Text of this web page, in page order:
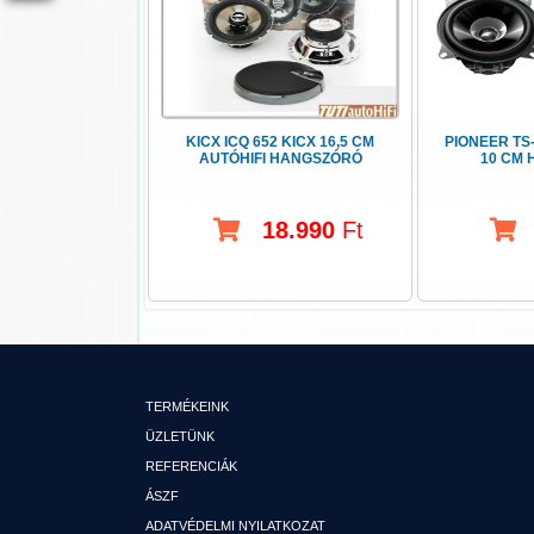
KICX ICQ 652 KICX 16,5 CM
AUTÓHIFI HANGSZÓRÓ
18.990 Ft
PIONEER
10 CM
TERMÉKEINK
ÜZLETÜNK
REFERENCIÁK
ÁSZF
ADATVÉDELMI NYILATKOZAT